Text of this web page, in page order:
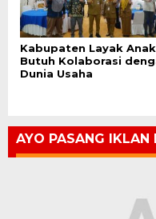
Kabupaten Layak Anak
Butuh Kolaborasi
Dunia Usaha
AYO PASANG IKLAN